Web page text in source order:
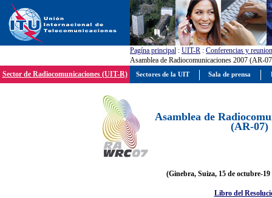
Pagína principal : UIT-R : Conferencias y
Asamblea de Radiocomunicaciones 2007 (AR-
Sector de Radiocomunicaciones (UIT-R)
Asamblea de
(AR-07)
(Ginebra, Suiza, 15 de octubre-19
Libro del
Sectores de la UIT Sala de prensa